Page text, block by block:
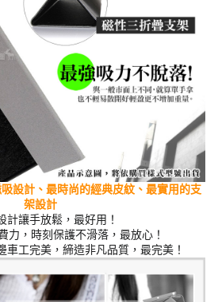
設計、最時尚的經典皮紋 、最實用的支
架設計
計讓手放鬆，最好用！
力，時刻保護不滑落，最放心！
車工完美，締造非凡品質，最完美！